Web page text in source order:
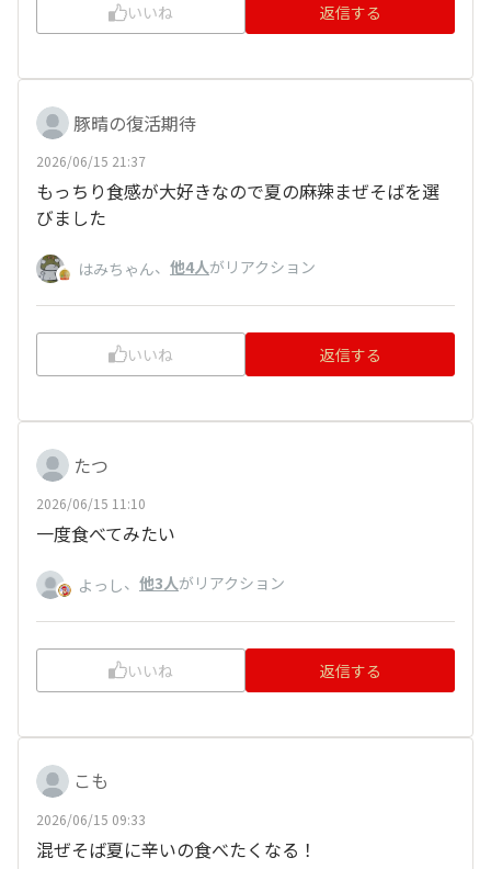
いいね 返信する
豚晴の復活期待
2026/06/15 21:37
もっちり食感が大好きなので夏の麻辣まぜそばを選
びました
はみちゃん、 他4人がリアクション
いいね 返信する
たつ
2026/06/15 11:10
一度食べてみたい
よっし、 他3人がリアクション
いいね 返信する
こも
2026/06/15 09:33
混ぜそば夏に辛いの食べたくなる！